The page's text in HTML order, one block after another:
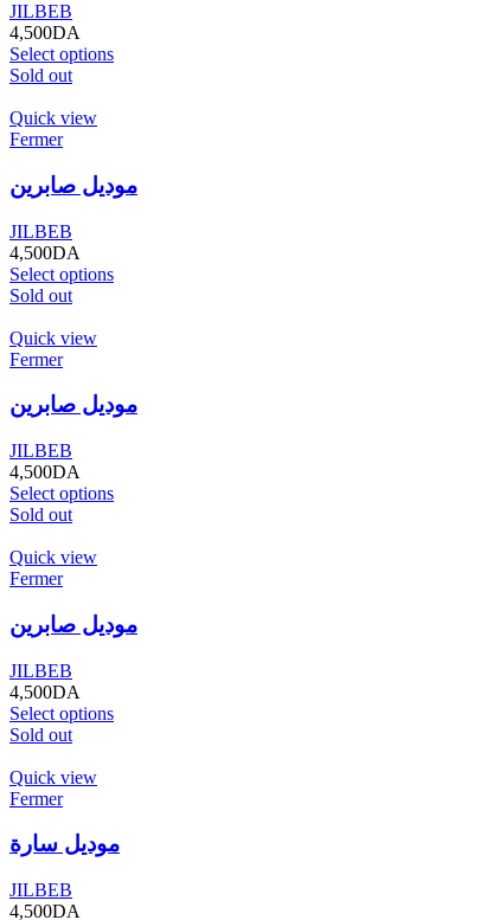
JILBEB
4,500DA
Select options
Sold out
Quick view
Fermer
موديل صابرين
JILBEB
4,500DA
Select options
Sold out
Quick view
Fermer
موديل صابرين
JILBEB
4,500DA
Select options
Sold out
Quick view
Fermer
موديل صابرين
JILBEB
4,500DA
Select options
Sold out
Quick view
Fermer
موديل سارة
JILBEB
4,500DA